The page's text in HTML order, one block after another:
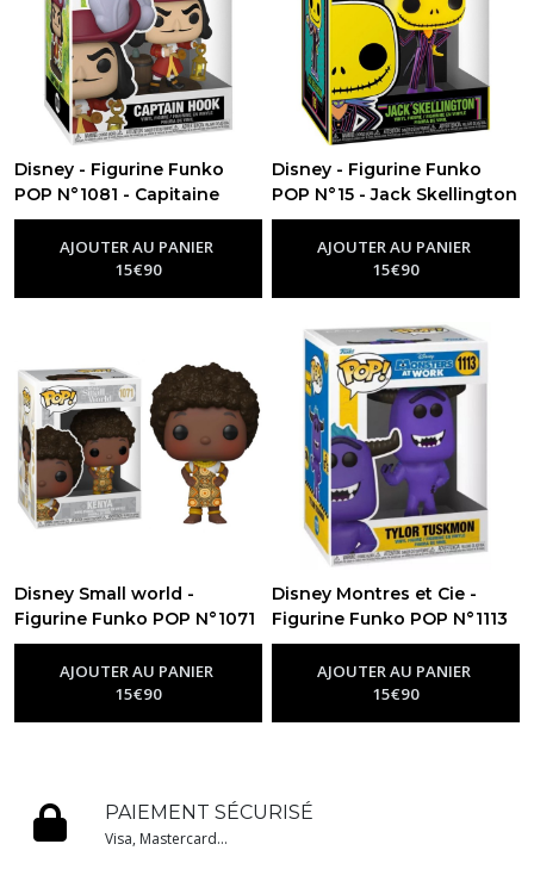
Disney - Figurine Funko
POP N°1081 - Capitaine
Crochet-Figurine Funko Pop
AJOUTER AU PANIER
15€90
Disney - Figurine Funko
POP N°15 - Jack Skellington
- Black Light-Figurine Funko
Pop DisneyAJOUTER AU PANIER
15€90
Disney Small world -
Figurine Funko POP N°1071
- Kenya-Figurine Funko Pop
AJOUTER AU PANIER
15€90
Disney Montres et Cie -
Figurine Funko POP N°1113
- Tylor Tuskmon-Figurine
Funko Pop Disney
AJOUTER AU PANIER
15€90
PAIEMENT SÉCURISÉ
Visa, Mastercard...